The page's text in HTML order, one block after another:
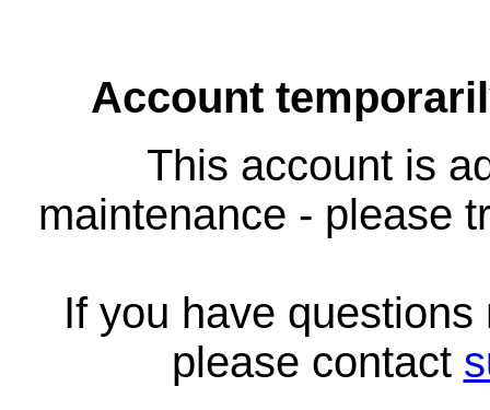
Account
This account is
maintenance - please
If you have
please contact